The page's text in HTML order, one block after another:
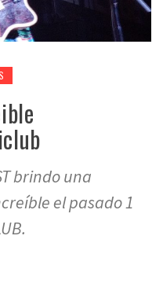
brindo una
el pasado 1